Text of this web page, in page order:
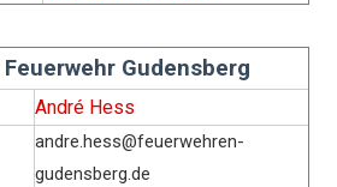
Gudensberg
André Hess
andre.hess@feuerwehren-
gudensberg.de